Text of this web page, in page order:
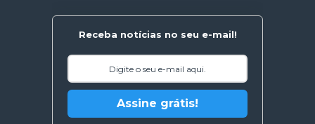
Receba notícias no seu e-mail!
Assine grátis!